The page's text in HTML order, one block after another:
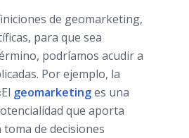
de geomarketing,
para que sea
podríamos acudir a
Por ejemplo, la
geomarketinges una
que aporta
de decisiones